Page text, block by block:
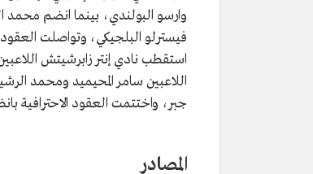
وارسو البولندي، بينما انضم محمد
فيسترلو البلجيكي، وتواصلت
استقطب نادي إنتر زابرشيتش
اللاعبين سامر المحيميد ومحمد
جبر، واختتمت العقود الاحترافية
المصادر